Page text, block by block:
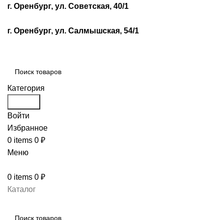
г. Оренбург, ул. Советская, 40/1
г. Оренбург, ул. Салмышская, 54/1
Категория
Войти
Избранное
0 items 0 ₽
Меню
0 items 0 ₽
Каталог